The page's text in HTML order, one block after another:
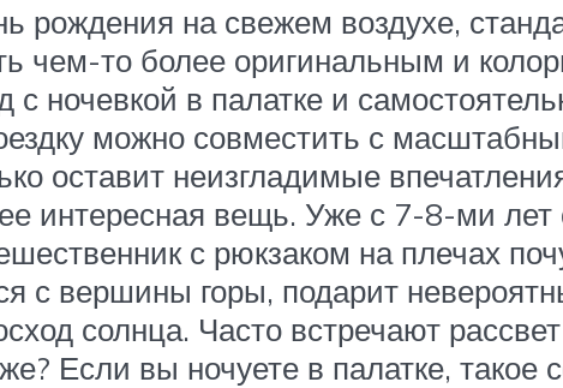
рождения на свежем воздухе,
чем-то более оригинальным и
с ночевкой в палатке и
можно совместить с
оставит неизгладимые
интересная вещь. Уже с 7-8-ми лет
с рюкзаком на плечах
с вершины горы, подарит
солнца. Часто встречают
Если вы ночуете в палатке, такое